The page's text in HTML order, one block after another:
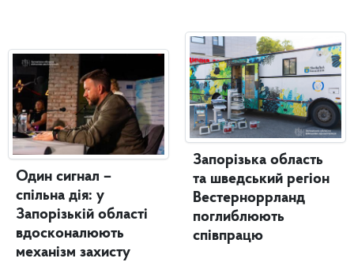
Один сигнал –
спільна дія: у
Запорізькій області
вдосконалюють
механізм захисту
Запорізька область
та шведський регіон
Вестерноррланд
поглиблюють
співпрацю